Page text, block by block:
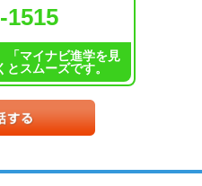
1515
「マイナビ進学を見
スムーズです。